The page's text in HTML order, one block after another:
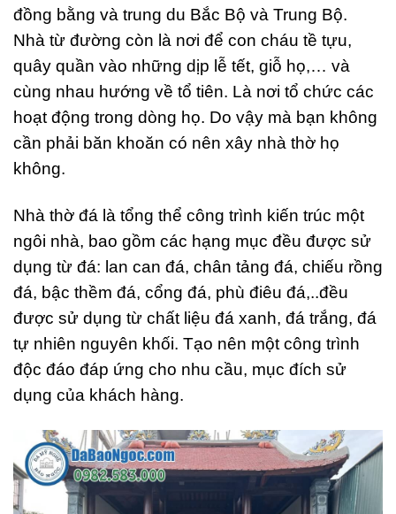
đồng bằng và trung du Bắc Bộ và Trung Bộ.
Nhà từ đường còn là nơi để con cháu tề tựu,
quây quần vào những dịp lễ tết, giỗ họ,… và
cùng nhau hướng về tổ tiên. Là nơi tổ chức các
hoạt động trong dòng họ. Do vậy mà bạn không
cần phải băn khoăn có nên xây nhà thờ họ
không.
Nhà thờ đá là tổng thể công trình kiến trúc một
ngôi nhà, bao gồm các hạng mục đều được sử
dụng từ đá: lan can đá, chân tảng đá, chiếu rồng
đá, bậc thềm đá, cổng đá, phù điêu đá,..đều
được sử dụng từ chất liệu đá xanh, đá trắng, đá
tự nhiên nguyên khối. Tạo nên một công trình
độc đáo đáp ứng cho nhu cầu, mục đích sử
dụng của khách hàng.